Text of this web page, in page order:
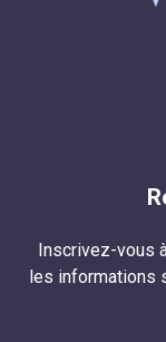
Inscrivez-vous
les informations